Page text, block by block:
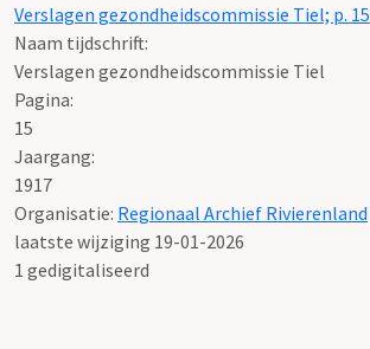
Verslagen gezondheidscommissie Tiel; p. 15
Naam tijdschrift:
Verslagen gezondheidscommissie Tiel
Pagina:
15
Jaargang:
1917
Organisatie: Regionaal Archief Rivierenland
laatste wijziging 19-01-2026
1 gedigitaliseerd